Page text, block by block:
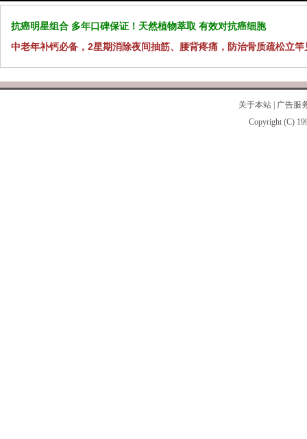
抗癌明星组合 多年口碑保证！天然植物萃取 有效对抗癌细胞
中老年补钙必备，2星期消除夜间抽筋、腰背疼痛，防治骨质疏松立竿
关于本站
广告服
Copyright (C)